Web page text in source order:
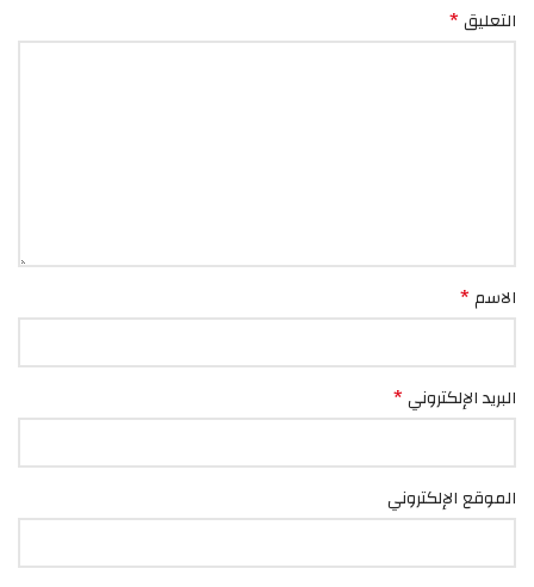
التعليق*
الاسم*
البريد الإلكتروني*
الموقع الإلكتروني